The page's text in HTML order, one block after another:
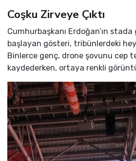
Coşku Zirveye Çıktı
Cumhurbaşkanı Erdoğan’ın
başlayan gösteri, tribünlerdeki
Binlerce genç, drone şovunu cep
kaydederken, ortaya renkli